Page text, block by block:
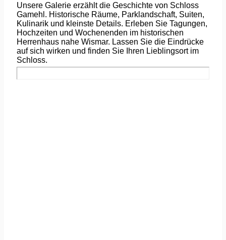
Unsere Galerie erzählt die Geschichte von Schloss
Gamehl. Historische Räume, Parklandschaft, Suiten,
Kulinarik und kleinste Details. Erleben Sie Tagungen,
Hochzeiten und Wochenenden im historischen
Herrenhaus nahe Wismar. Lassen Sie die Eindrücke
auf sich wirken und finden Sie Ihren Lieblingsort im
Schloss.